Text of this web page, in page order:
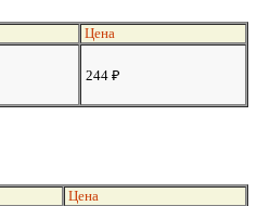
Цена
244 ₽
Цена